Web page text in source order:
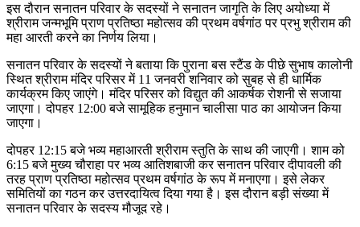
इस दौरान सनातन परिवार के सदस्यों ने सनातन जागृति के लिए अयोध्या में
श्रीराम जन्मभूमि प्राण प्रतिष्ठा महोत्सव की प्रथम वर्षगांठ पर प्रभु श्रीराम की
महा आरती करने का निर्णय लिया।
सनातन परिवार के सदस्यों ने बताया कि पुराना बस स्टैंड के पीछे सुभाष कालोनी
स्थित श्रीराम मंदिर परिसर में 11 जनवरी शनिवार को सुबह से ही धार्मिक
कार्यक्रम किए जाएंगे। मंदिर परिसर को विद्युत की आकर्षक रोशनी से सजाया
जाएगा। दोपहर 12:00 बजे सामूहिक हनुमान चालीसा पाठ का आयोजन किया
जाएगा।
दोपहर 12:15 बजे भव्य महाआरती श्रीराम स्तुति के साथ की जाएगी। शाम को
6:15 बजे मुख्य चौराहा पर भव्य आतिशबाजी कर सनातन परिवार दीपावली की
तरह प्राण प्रतिष्ठा महोत्सव प्रथम वर्षगांठ के रूप में मनाएगा। इसे लेकर
समितियों का गठन कर उत्तरदायित्व दिया गया है। इस दौरान बड़ी संख्या में
सनातन परिवार के सदस्य मौजूद रहे।